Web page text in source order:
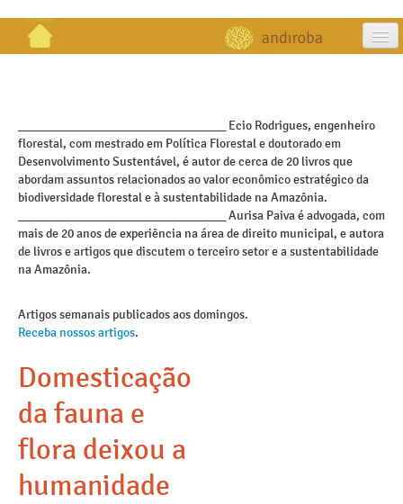
publicações
galeria
contato
_________________________________ Ecio Rodrigues, engenheiro
florestal, com mestrado em Política Florestal e doutorado em
Desenvolvimento Sustentável, é autor de cerca de 20 livros que
abordam assuntos relacionados ao valor econômico estratégico da
biodiversidade florestal e à sustentabilidade na Amazônia.
_________________________________ Aurisa Paiva é advogada, com
mais de 20 anos de experiência na área de direito municipal, e autora
de livros e artigos que discutem o terceiro setor e a sustentabilidade
na Amazônia.
Artigos semanais publicados aos domingos.
Receba nossos artigos.
Domesticação
da fauna e
flora deixou a
humanidade